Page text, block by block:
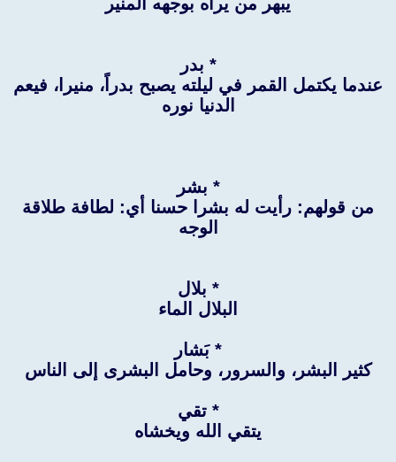
* بدر
عندما يكتمل القمر في ليلته يصبح بدراً، منيرا، فيعم
الدنيا نوره
* بشر
من قولهم: رأيت له بشرا حسنا أي: لطافة طلاقة
الوجه
* بلال
البلال الماء
* بَشار
كثير البشر، والسرور، وحامل البشرى إلى الناس
* تقي
يتقي الله ويخشاه